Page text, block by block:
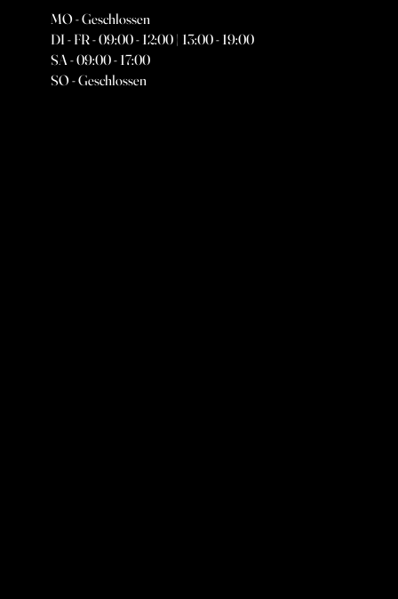
MO - Geschlossen
DI - FR - 09:00 - 12:00 | 13:00 - 19:00
SA - 09:00 - 17:00
SO - Geschlossen